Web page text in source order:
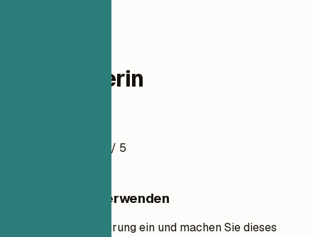
Buchhalterin
/ 5
Diese Vorlage verwenden
Fügen Sie Ihre Erfahrung ein und machen Sie dieses